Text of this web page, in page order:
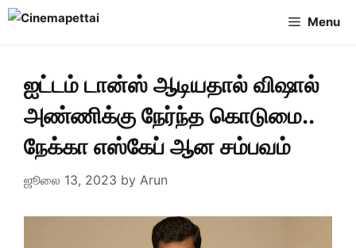
Skip
Menu
ஐட்டம் டான்ஸ் ஆடியதால் விஷால்
அண்ணிக்கு நேர்ந்த கொடுமை..
நேக்கா எஸ்கேப் ஆன சம்பவம்
ஜூலை 13, 2023 by Arun